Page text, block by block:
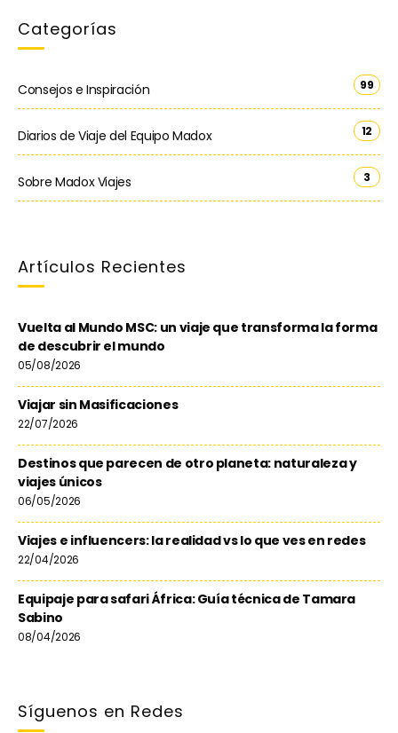
Categorías
Consejos e Inspiración 99
Diarios de Viaje del Equipo Madox 12
Sobre Madox Viajes 3
Artículos Recientes
Vuelta al Mundo MSC: un viaje que transforma la forma
de descubrir el mundo
05/08/2026
Viajar sin Masificaciones
22/07/2026
Destinos que parecen de otro planeta: naturaleza y
viajes únicos
06/05/2026
Viajes e influencers: la realidad vs lo que ves en redes
22/04/2026
Equipaje para safari África: Guía técnica de Tamara
Sabino
08/04/2026
Síguenos en Redes